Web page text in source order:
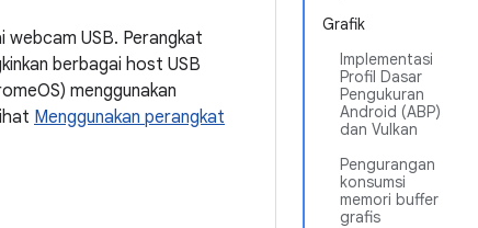
Grafik
Implementasi
Profil Dasar
Pengukuran
Android (ABP)
dan Vulkan
Pengurangan
konsumsi
memori buffer
grafis
webcam USB. Perangkat
berbagai host USB
menggunakan
Menggunakan perangkat